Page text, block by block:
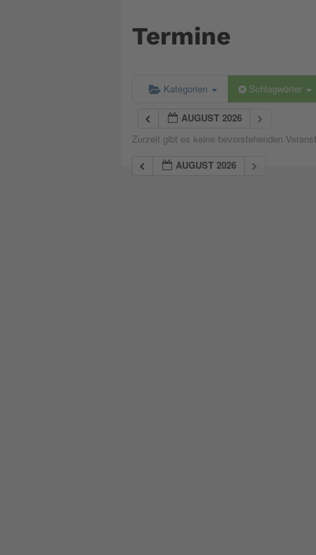
Termine
Kategorien Schlagwörter
AUGUST 2026
Zurzeit gibt es keine bevorstehenden
AUGUST 2026